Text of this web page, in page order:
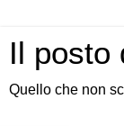
Il posto
Quello che non